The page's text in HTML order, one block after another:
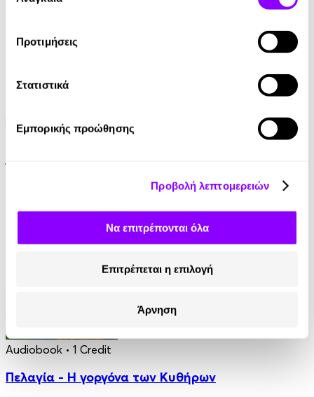
Προτιμήσεις
Στατιστικά
Εμπορικής προώθησης
Προβολή λεπτομερειών
Να επιτρέπονται όλα
Επιτρέπεται η επιλογή
Άρνηση
Audiobook • 1 Credit
Audiobook • 1 Credit
Πελαγία - Η γοργόνα των Κυθήρων